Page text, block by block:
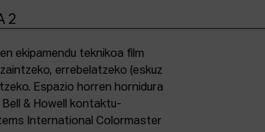
2
ekipamendu teknikoa film
errebelatzeko (eskuz
Espazio horren hornidura
& Howell kontaktu-
International Colormaster